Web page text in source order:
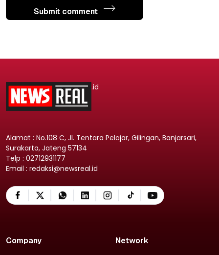
Submit comment
.id
Alamat : No.108 C, Jl. Tentara Pelajar, Gilingan, Banjarsari,
Surakarta, Jateng 57134
Telp : 02712931177
Email : redaksi@newsreal.id
Company Network